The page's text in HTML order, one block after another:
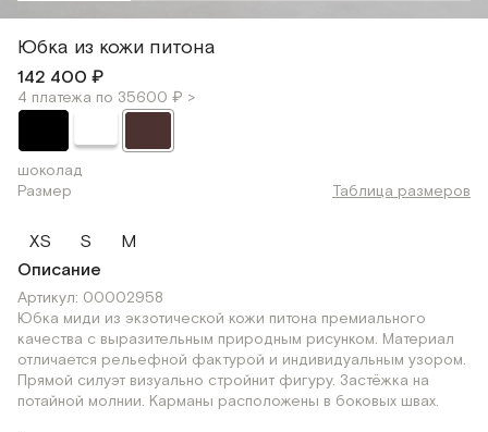
Юбка из кожи питона
142 400 ₽
4 платежа по 35600 ₽ >
шоколад
Размер
Таблица размеров
XS S
M
Описание
Артикул: 00002958
Юбка миди из экзотической кожи питона премиального
качества с выразительным природным рисунком. Материал
отличается рельефной фактурой и индивидуальным узором.
Прямой силуэт визуально стройнит фигуру. Застёжка на
потайной молнии. Карманы расположены в боковых швах.